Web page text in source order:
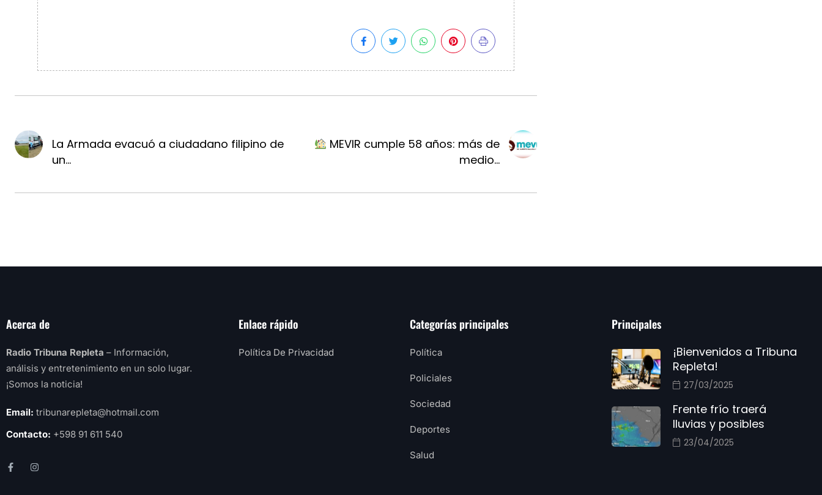
La Armada evacuó a ciudadano filipino de
un...
MEVIR cumple 58 años: más de
medio...
Acerca de
Radio Tribuna Repleta – Información,
análisis y entretenimiento en un solo lugar.
¡Somos la noticia!
Email: tribunarepleta@hotmail.com
Contacto: +598 91 611 540
Enlace rápido
Política De Privacidad
Categorías principales
Política
Policiales
Sociedad
Deportes
Salud
Principales
¡Bienvenidos a Tribuna
Repleta!
27/03/2025
Frente frío traerá
lluvias y posibles
23/04/2025